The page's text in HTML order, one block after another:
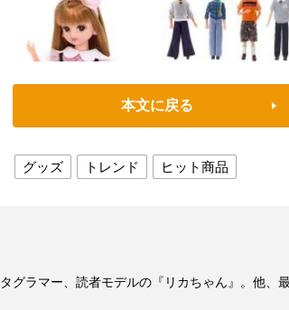
本文に戻る
グッズ トレンド ヒット商品
タグラマー、読者モデルの『リカちゃん』。他、